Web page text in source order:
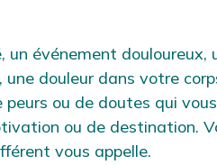
événement douloureux,
douleur dans votre
peurs ou de doutes qui vous
ou de destination.
vous appelle.